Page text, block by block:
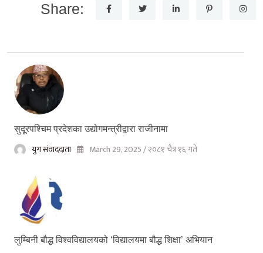
Share:
सुदूरपश्चिम प्रदेशका उद्योगमन्त्रीद्वारा राजीनामा
युग संवाददाता March 29, 2025 / २०८१ चैत्र १६ गते
लुम्बिनी बौद्ध विश्वविद्यालयको ‘विद्यालयमा बौद्ध शिक्षा’ अभियान